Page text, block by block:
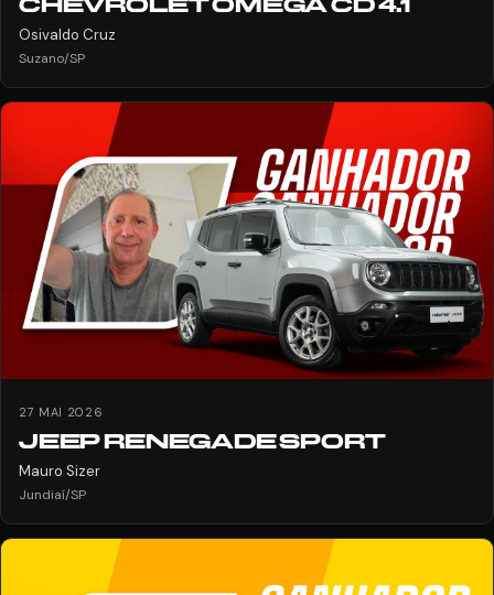
CHEVROLET OMEGA CD 4.1
Osivaldo Cruz
Suzano/SP
27 MAI 2026
JEEP RENEGADE SPORT
Mauro Sizer
Jundiaí/SP